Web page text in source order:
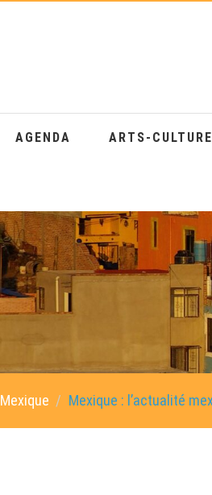
AGENDA ARTS-CULTURE
Mexique Mexique : l’actualité